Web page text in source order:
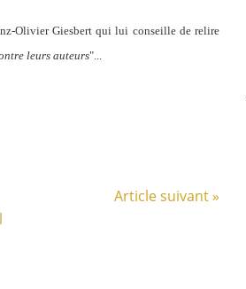
Olivier Giesbert qui lui conseille de relire
leurs auteurs"...
Article suivant »